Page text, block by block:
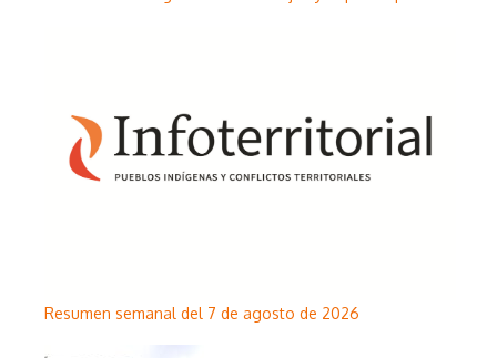
Resumen semanal del 7 de agosto de 2026